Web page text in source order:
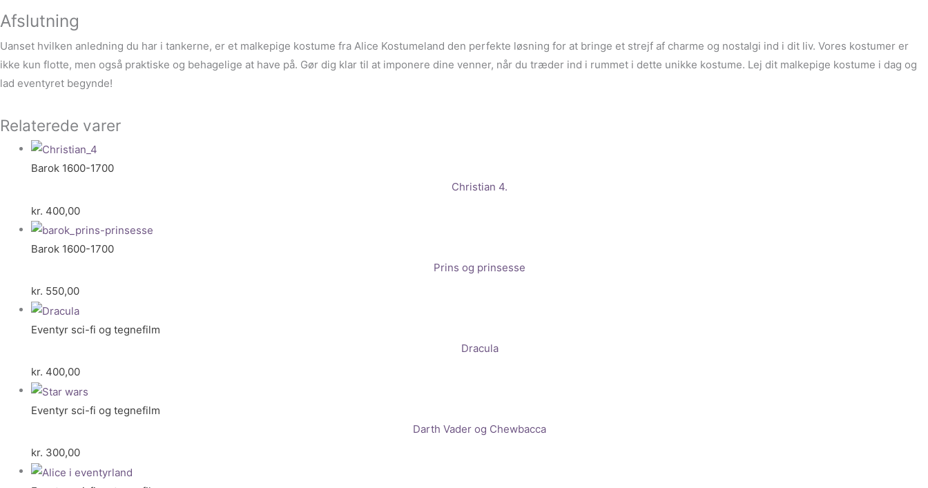
Afslutning
Uanset hvilken anledning du har i tankerne, er et malkepige kostume fra Alice Kostumeland den perfekte løsning for at bringe et strejf af charme og nostalgi ind i dit liv. Vores kostumer er
ikke kun flotte, men også praktiske og behagelige at have på. Gør dig klar til at imponere dine venner, når du træder ind i rummet i dette unikke kostume. Lej dit malkepige kostume i dag og
lad eventyret begynde!
Relaterede varer
Barok 1600-1700
Christian 4.
kr. 400,00
Barok 1600-1700
Prins og prinsesse
kr. 550,00
Eventyr sci-fi og tegnefilm
Dracula
kr. 400,00
Eventyr sci-fi og tegnefilm
Darth Vader og Chewbacca
kr. 300,00